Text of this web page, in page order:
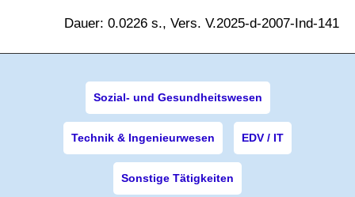
Dauer: 0.0226 s., Vers. V.2025-d-2007-Ind-141
Sozial- und Gesundheitswesen
Technik & Ingenieurwesen EDV / IT
Sonstige Tätigkeiten